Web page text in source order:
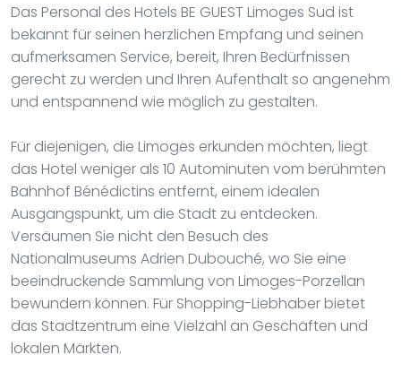
Das Personal des Hotels BE GUEST Limoges Sud ist
bekannt für seinen herzlichen Empfang und seinen
aufmerksamen Service, bereit, Ihren Bedürfnissen
gerecht zu werden und Ihren Aufenthalt so angenehm
und entspannend wie möglich zu gestalten.
Für diejenigen, die Limoges erkunden möchten, liegt
das Hotel weniger als 10 Autominuten vom berühmten
Bahnhof Bénédictins entfernt, einem idealen
Ausgangspunkt, um die Stadt zu entdecken.
Versäumen Sie nicht den Besuch des
Nationalmuseums Adrien Dubouché, wo Sie eine
beeindruckende Sammlung von Limoges-Porzellan
bewundern können. Für Shopping-Liebhaber bietet
das Stadtzentrum eine Vielzahl an Geschäften und
lokalen Märkten.